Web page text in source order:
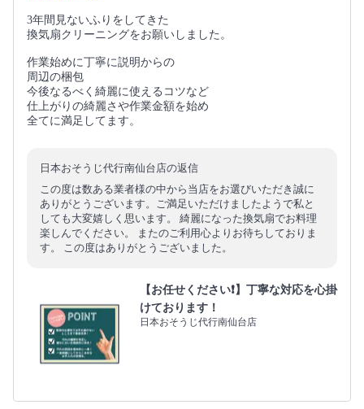
3年間見ないふりをしてきた
換気扇クリーニングをお願いしました。
作業始めに丁寧に説明からの
周辺の梱包
今後なるべく綺麗に使えるコツなど
仕上がりの綺麗さや作業金額を始め
全てに満足してます。
日本おそうじ代行南仙台店の返信
この度は数ある業者様の中から当店をお選びいただき誠に
ありがとうございます。ご満足いただけましたようで私と
しても大変嬉しく思います。 綺麗になった換気扇でお料理
楽しんでください。 またのご利用心よりお待ちしておりま
す。 この度はありがとうございました。
【お任せください❗️】丁寧な対応を心掛
けております！
日本おそうじ代行南仙台店